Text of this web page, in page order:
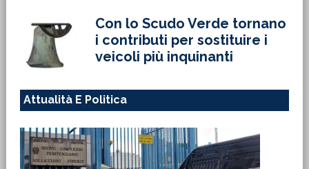
Con lo Scudo Verde tornano
i contributi per sostituire i
veicoli più inquinanti
Attualità E Politica